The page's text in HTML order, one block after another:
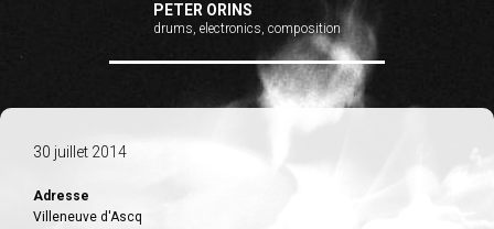
PETER ORINS
drums, electronics, composition
30 juillet 2014
Adresse
Villeneuve d'Ascq